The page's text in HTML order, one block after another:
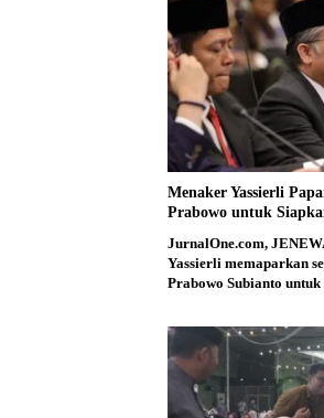
Menaker Yassierli
Prabowo untuk
JurnalOne.com,
Yassierli memaparkan
Prabowo Subianto